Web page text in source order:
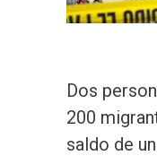
Dos
200
saldo de